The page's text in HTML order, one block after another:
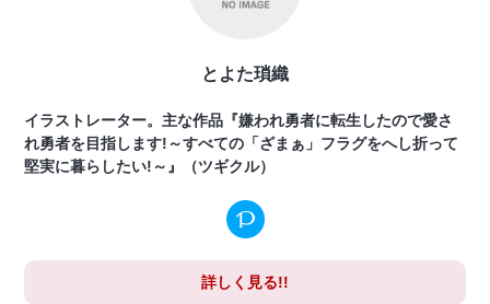
とよた瑣織
イラストレーター。主な作品『嫌われ勇者に転生したので愛さ
れ勇者を目指します!～すべての「ざまぁ」フラグをへし折って
堅実に暮らしたい!～』（ツギクル）
詳しく見る!!